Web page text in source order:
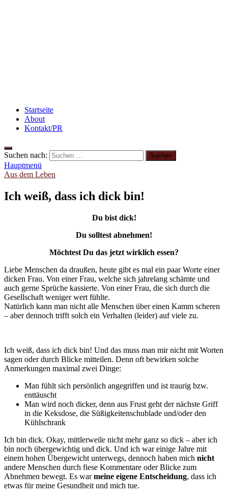
Startseite
About
Kontakt/PR
Suchen nach:
Hauptmenü
Aus dem Leben
Ich weiß, dass ich dick bin!
Du bist dick!
Du solltest abnehmen!
Möchtest Du das jetzt wirklich essen?
Liebe Menschen da draußen, heute gibt es mal ein paar Worte einer
dicken Frau. Von einer Frau, welche sich jahrelang schämte und
auch gerne Sprüche kassierte. Von einer Frau, die sich durch die
Gesellschaft weniger wert fühlte.
Natürlich kann man nicht alle Menschen über einen Kamm scheren
– aber dennoch trifft solch ein Verhalten (leider) auf viele zu.
Ich weiß, dass ich dick bin! Und das muss man mir nicht mit Worten
sagen oder durch Blicke mitteilen. Denn oft bewirken solche
Anmerkungen maximal zwei Dinge:
Man fühlt sich persönlich angegriffen und ist traurig bzw.
enttäuscht
Man wird noch dicker, denn aus Frust geht der nächste Griff
in die Keksdose, die Süßigkeitenschublade und/oder den
Kühlschrank
Ich bin dick. Okay, mittlerweile nicht mehr ganz so dick – aber ich
bin noch übergewichtig und dick. Und ich war einige Jahre mit
einem hohen Übergewicht unterwegs, dennoch haben mich nicht
andere Menschen durch fiese Kommentare oder Blicke zum
Abnehmen bewegt. Es warmeine eigene Entscheidung, dass ich
etwas für meine Gesundheit und mich tue.